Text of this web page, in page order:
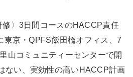
修〉3日間コースのHACCP責任
東京・QPFS飯田橋オフィス、7
山コミュニティーセンターで開
ない、実効性の高いHACCP計画